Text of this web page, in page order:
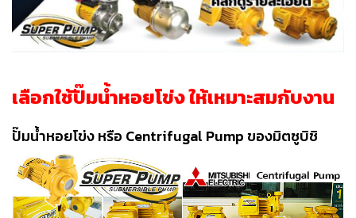
เลือกใช้ปั๊มน้ำหอยโข่ง ให้เหมาะสมกับงาน
ปั๊มน้ำหอยโข่ง หรือ Centrifugal Pump ของมิตซูบิชิ